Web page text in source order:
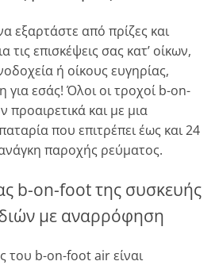
εξαρτάστε από πρίζες και
τις επισκέψεις σας κατ’ οίκων,
ή οίκους ευγηρίας,
εσάς! Όλοι οι τροχοί b-on-
προαιρετικά και με μια
που επιτρέπει έως και 24
παροχής ρεύματος.
b-on-foot της συσκευής
με αναρρόφηση
του b-on-foot air είναι